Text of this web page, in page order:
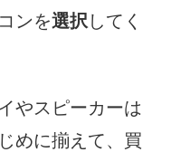
ンを選択 してく
やスピーカーは
めに揃えて、買